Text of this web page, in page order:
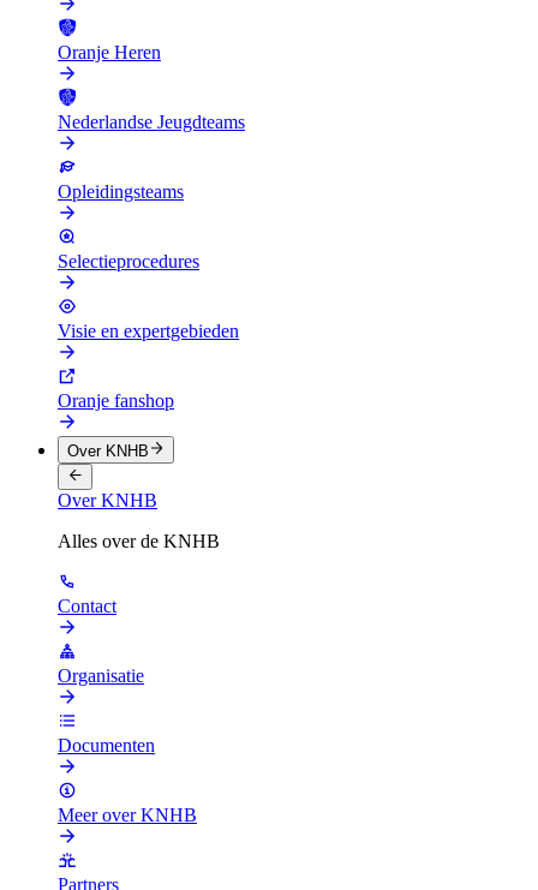
Oranje Heren
Nederlandse Jeugdteams
Opleidingsteams
Selectieprocedures
Visie en expertgebieden
Oranje fanshop
Over KNHB
Over KNHB
Alles over de KNHB
Contact
Organisatie
Documenten
Meer over KNHB
Partners